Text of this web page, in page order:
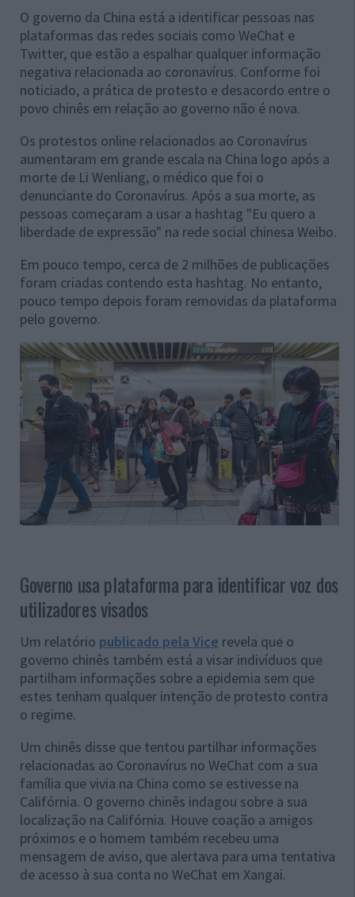
O governo da China está a identificar pessoas nas
plataformas das redes sociais como WeChat e
Twitter, que estão a espalhar qualquer informação
negativa relacionada ao coronavírus. Conforme foi
noticiado, a prática de protesto e desacordo entre o
povo chinês em relação ao governo não é nova.
Os protestos online relacionados ao Coronavírus
aumentaram em grande escala na China logo após a
morte de Li Wenliang, o médico que foi o
denunciante do Coronavírus. Após a sua morte, as
pessoas começaram a usar a hashtag "Eu quero a
liberdade de expressão" na rede social chinesa Weibo.
Em pouco tempo, cerca de 2 milhões de publicações
foram criadas contendo esta hashtag. No entanto,
pouco tempo depois foram removidas da plataforma
pelo governo.
Governo usa plataforma para identificar voz dos
utilizadores visados
Um relatório publicado pela Vice revela que o
governo chinês também está a visar indivíduos que
partilham informações sobre a epidemia sem que
estes tenham qualquer intenção de protesto contra
o regime.
Um chinês disse que tentou partilhar informações
relacionadas ao Coronavírus no WeChat com a sua
família que vivia na China como se estivesse na
Califórnia. O governo chinês indagou sobre a sua
localização na Califórnia. Houve coação a amigos
próximos e o homem também recebeu uma
mensagem de aviso, que alertava para uma tentativa
de acesso à sua conta no WeChat em Xangai.